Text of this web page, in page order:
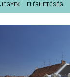
JEGYEK ELÉRHETŐSÉG